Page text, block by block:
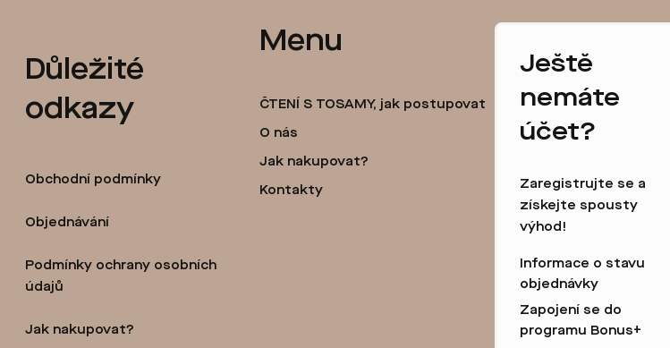
Důležité
odkazy
Obchodní podmínky
Objednávání
Podmínky ochrany osobních
údajů
Jak nakupovat?
Menu
ČTENÍ S TOSAMY, jak postupovat
O nás
Jak nakupovat?
Kontakty
Ještě
nemáte
účet?
Zaregistrujte se a
získejte spousty
výhod!
Informace o stavu
objednávky
Zapojení se do
programu Bonus+